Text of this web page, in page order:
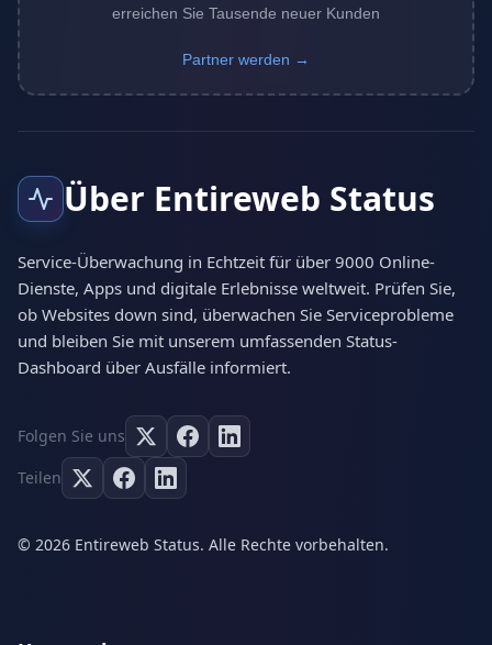
erreichen Sie Tausende neuer Kunden
Partner werden →
Über Entireweb Status
Service-Überwachung in Echtzeit für über 9000 Online-
Dienste, Apps und digitale Erlebnisse weltweit. Prüfen Sie,
ob Websites down sind, überwachen Sie Serviceprobleme
und bleiben Sie mit unserem umfassenden Status-
Dashboard über Ausfälle informiert.
Folgen Sie uns
Teilen
© 2026 Entireweb Status. Alle Rechte vorbehalten.